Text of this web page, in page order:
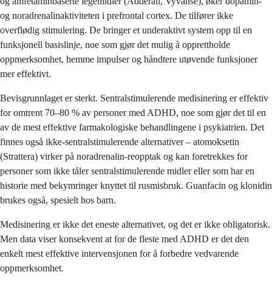
og noradrenalinaktiviteten i prefrontal cortex. De tilfører ikke
overflødig stimulering. De bringer et underaktivt system opp til en
funksjonell basislinje, noe som gjør det mulig å opprettholde
oppmerksomhet, hemme impulser og håndtere utøvende funksjoner
mer effektivt.
Bevisgrunnlaget er sterkt. Sentralstimulerende medisinering er effektiv
for omtrent 70–80 % av personer med ADHD, noe som gjør det til en
av de mest effektive farmakologiske behandlingene i psykiatrien. Det
finnes også ikke-sentralstimulerende alternativer – atomoksetin
(Strattera) virker på noradrenalin-reopptak og kan foretrekkes for
personer som ikke tåler sentralstimulerende midler eller som har en
historie med bekymringer knyttet til rusmisbruk. Guanfacin og klonidin
brukes også, spesielt hos barn.
Medisinering er ikke det eneste alternativet, og det er ikke obligatorisk.
Men data viser konsekvent at for de fleste med ADHD er det den
enkelt mest effektive intervensjonen for å forbedre vedvarende
oppmerksomhet.